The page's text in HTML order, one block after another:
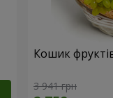
Кошик
3 941 грн